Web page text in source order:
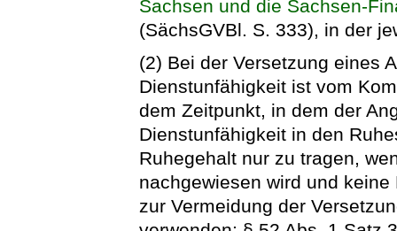
Sachsen und die Sachsen-
(SächsGVBl. S. 333), in der
(2) Bei der Versetzung eines
Dienstunfähigkeit ist vom
dem Zeitpunkt, in dem der
Dienstunfähigkeit in den
Ruhegehalt nur zu tragen,
nachgewiesen wird und
zur Vermeidung der